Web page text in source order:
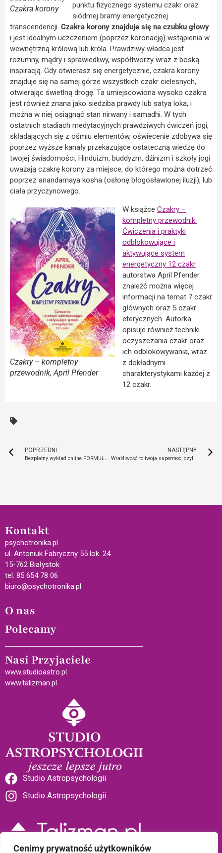
Cenimy prywatność użytkowników
Czakra korony
punktu fizycznego systemu czakr oraz
siódmej bramy energetycznej
transcendencji. Czakra korony znajduje się na czubku głowy
i jest idealnym uczczeniem (poprzez koronację) wstąpienia w
wewnętrzną królową lub króla. Prawdziwy władca jest
rozumny, mądry i sprawiedliwy, współtworzy wraz z boską
inspiracją. Gdy otwierasz się energetycznie, czakra korony
znajduje się na samej górze wszystkich czakr cielesnych,
otwierając świetlną drogę. Ta umiejscowiona wysoko czakra
jest również znana jako siedziba prawdy lub satya loka, i
można w niej osiągnąć stan nirwany i samadhi. W tych
ostatnich stadiach medytacyjnych prawdziwych ćwiczeń jogi,
składających się z ośmiu elementów, oświecenie zdobywa się
poprzez wyższe kanały przekazujące ostateczną wiedzę do
twojej świadomości. Hinduizm, buddyzm, dźinizm i szkoły jogi
uważają czakrę korony za miejsce, do którego można dotrzeć
poprzez anandamaya kosha (osłonę błogosławionej iluzji), lub
ciała przyczynowego.
Czakry – kompletny
przewodnik, April Pfender
W książce Czakry –
kompletny przewodnik.
Ćwiczenia i praktyki
odblokowujące i
aktywujące system
energetyczny 12 czakr
autorstwa April Pfender
znaleźć można więcej
informacji na temat 7 czakr
głównych oraz 5 czakr
eterycznych. Autorka
opisuje również techniki
oczyszczania czakr oraz
ich odblokowywania, wraz
z dokładnymi
charakterystykami każdej z
12 czakr.
POPRZEDNI
Bezpłatny wykład online FORMUŁA z dr Joe Dispenzą
NASTĘPNY
Wrażliwość to twoja supermoc, czyli jak być empatą i nie zwariować
Kontakt
psychotronika.pl
ul. Antoniuk Fabryczny 55 lok. 24
15-762 Białystok
tel. 85 654 78 06
biuro@psychotronika.pl
O nas
Polecamy
Nasi Przyjaciele
www.studioastro.pl
www.talizman.pl
Studio Astropsychologii
Studio Astropsychologii